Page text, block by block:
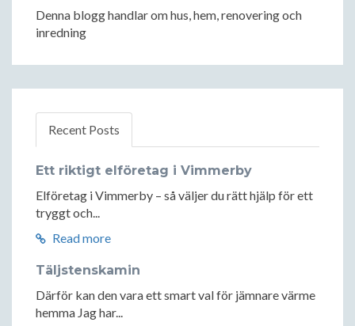
Denna blogg handlar om hus, hem, renovering och
inredning
Recent Posts
Ett riktigt elföretag i Vimmerby
Elföretag i Vimmerby – så väljer du rätt hjälp för ett
tryggt och...
Read more
Täljstenskamin
Därför kan den vara ett smart val för jämnare värme
hemma Jag har...